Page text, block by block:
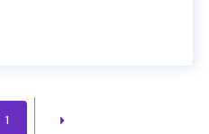
1